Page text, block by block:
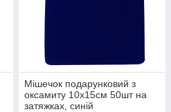
Мішечок подарунковий з
оксамиту 10x15см 50шт на
затяжках, синій